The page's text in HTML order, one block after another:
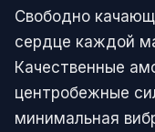
Свободно
сердце каждой
Качественные
центробежные
минимальная